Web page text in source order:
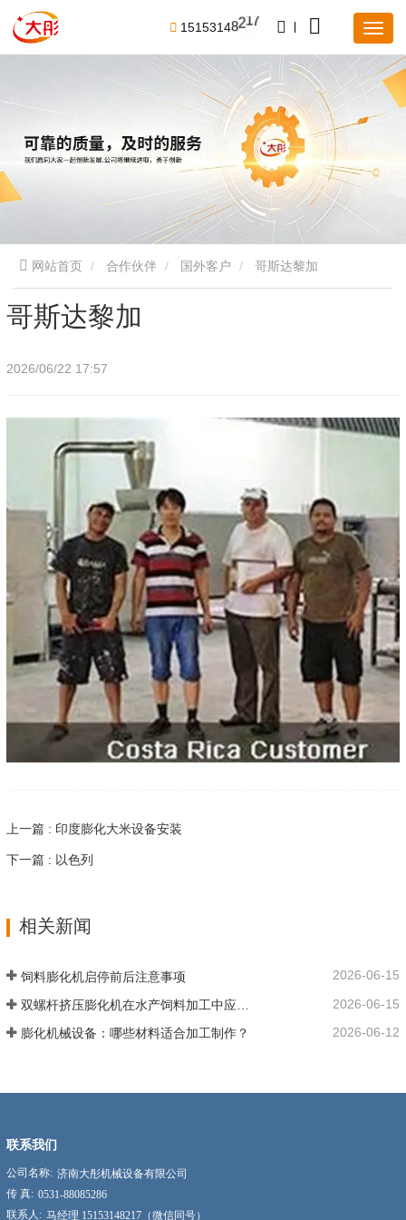
15153148217
网站首页 合作伙伴 国外客户 哥斯达黎加
哥斯达黎加
2026/06/22 17:57
上一篇 : 印度膨化大米设备安装
下一篇 : 以色列
相关新闻
饲料膨化机启停前后注意事项 2026-06-15
2026-06-15
膨化机械设备：哪些材料适合加工制作？ 2026-06-12
联系我们
公司名称: 济南大彤机械设备有限公司
传 真: 0531-88085286
联系人: 马经理 15153148217（微信同号）